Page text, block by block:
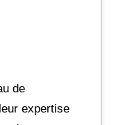
de
expertise